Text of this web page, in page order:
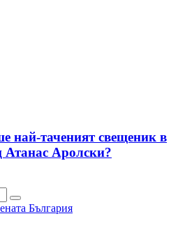
най-таченият свещеник в
Атанас Аролски?